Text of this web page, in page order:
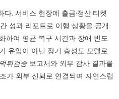
. 서비스 헌장에 출금·정산·티켓
성과 리포트로 이행 상황을 공개
하여 평균 복구 시간과 장애 빈도
유입이 아닌 장기 충성도 모델로
먹튀검증보고서와 외부 감사 결과를
가 외부 신뢰로 연결되며 자연스럽